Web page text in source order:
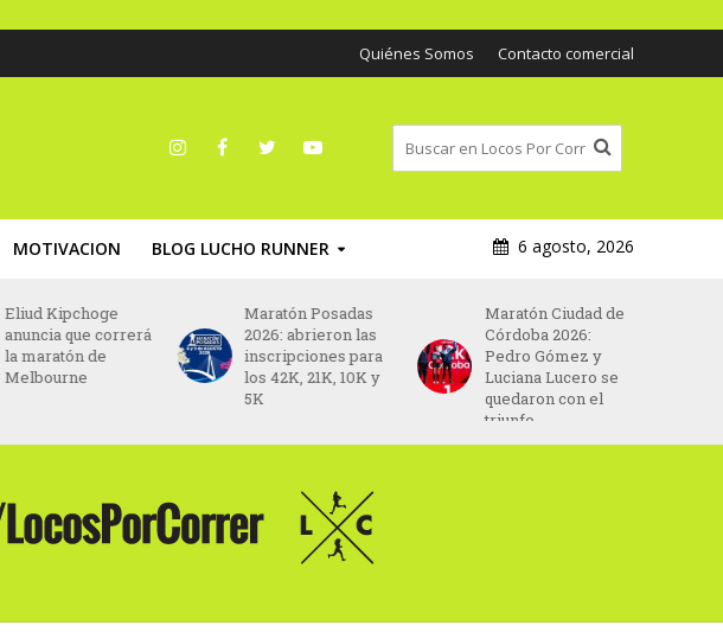
Quiénes Somos Contacto comercial
MOTIVACION BLOG LUCHO RUNNER 6 agosto, 2026
Eliud Kipchoge
anuncia que correrá
la maratón de
Melbourne
Maratón Posadas
2026: abrieron las
inscripciones para
los 42K, 21K, 10K y
5K
Maratón Ciudad de
Córdoba 2026:
Pedro Gómez y
Luciana Lucero se
quedaron con el
triunfo